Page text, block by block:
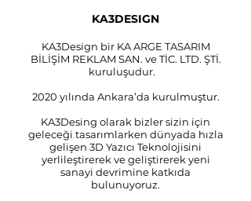
KA3DESIGN
KA3Design bir KA ARGE TASARIM
BİLİŞİM REKLAM SAN. ve TİC. LTD. ŞTİ.
kuruluşudur.
2020 yılında Ankara’da kurulmuştur.
KA3Desing olarak bizler sizin için
geleceği tasarımlarken dünyada hızla
gelişen 3D Yazıcı Teknolojisini
yerlileştirerek ve geliştirerek yeni
sanayi devrimine katkıda
bulunuyoruz.